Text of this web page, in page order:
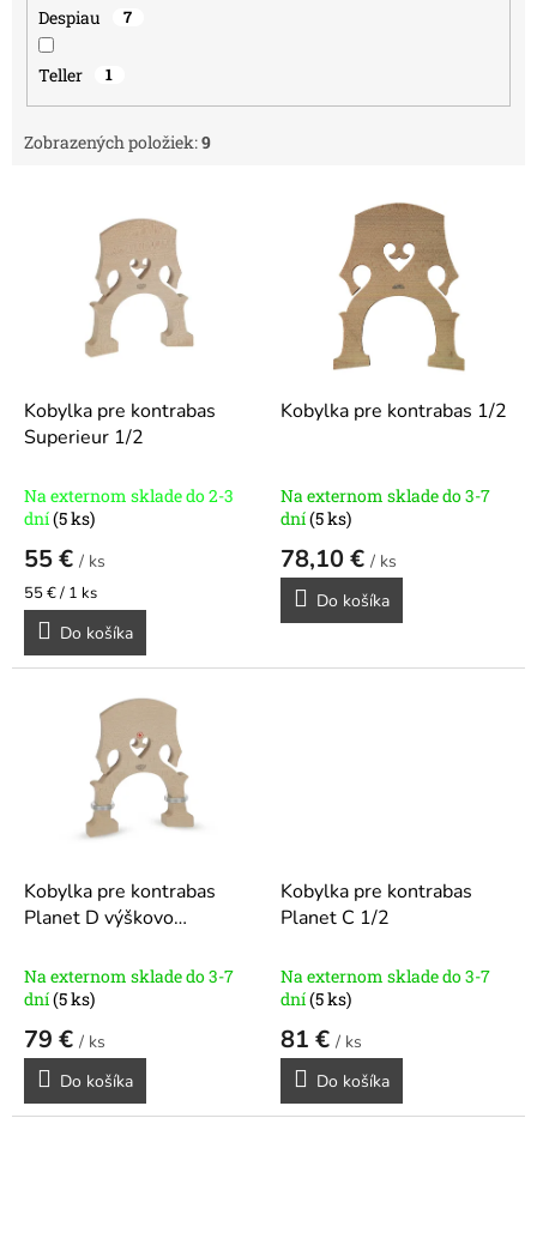
Despiau 7
Teller 1
Zobrazených položiek:9
Kobylka pre kontrabas
Superieur 1/2
Na externom sklade do 2-3
dní(5 ks)
55 € / ks
Jednotková
cena:
55 € / 1 ks
Do košíka
Kobylka pre kontrabas 1/2
Na externom sklade do 3-7
dní(5 ks)
78,10 € / ks
Do košíka
Kobylka pre kontrabas
Planet D výškovo
Na externom sklade do 3-7
dní(5 ks)
79 € / ks
Do košíka
Kobylka pre kontrabas
Planet C 1/2
Na externom sklade do 3-7
dní(5 ks)
81 € / ks
Do košíka